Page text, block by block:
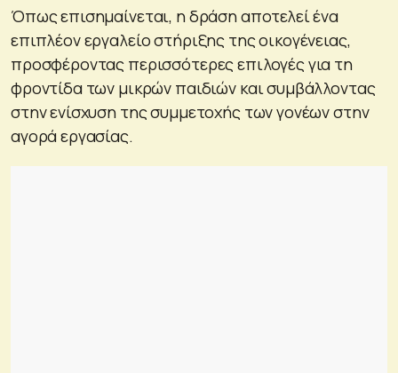
Όπως επισημαίνεται, η δράση αποτελεί ένα
επιπλέον εργαλείο στήριξης της οικογένειας,
προσφέροντας περισσότερες επιλογές για τη
φροντίδα των μικρών παιδιών και συμβάλλοντας
στην ενίσχυση της συμμετοχής των γονέων στην
αγορά εργασίας.